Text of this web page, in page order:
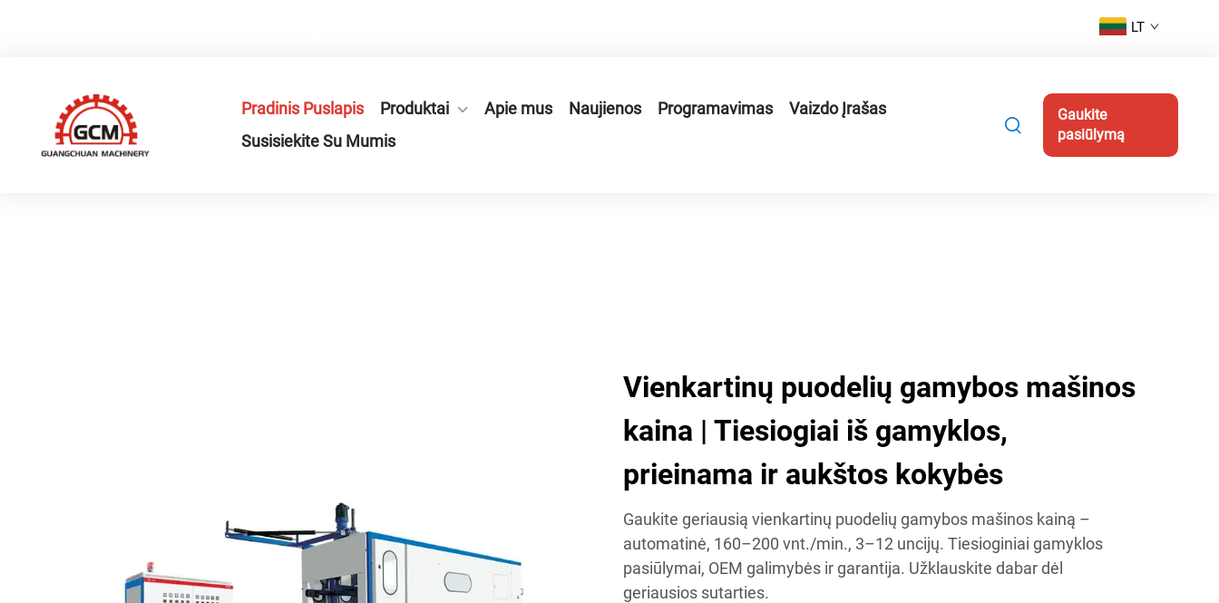
LT
Pradinis Puslapis Produktai Apie mus Naujienos Programavimas
Vaizdo Įrašas
Susisiekite Su Mumis
Gaukite
pasiūlymą
Vienkartinų puodelių gamybos mašinos
kaina | Tiesiogiai iš gamyklos,
prieinama ir aukštos kokybės
Gaukite geriausią vienkartinų puodelių gamybos mašinos kainą –
automatinė, 160–200 vnt./min., 3–12 uncijų. Tiesioginiai gamyklos
pasiūlymai, OEM galimybės ir garantija. Užklauskite dabar dėl
geriausios sutarties.